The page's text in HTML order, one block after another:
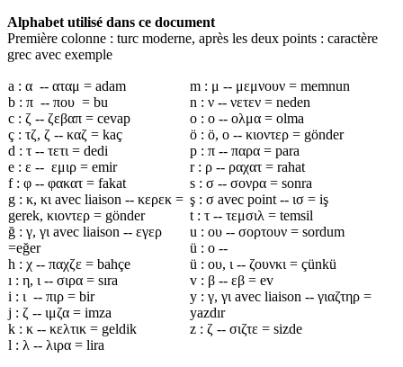
Alphabet utilisé dans ce document
Première colonne : turc moderne, après les deux points : caractère
grec avec exemple
a : α -- αταμ = adam
b : π -- που = bu
c : ζ -- ζεβαπ = cevap
ç : τζ, ζ -- καζ = kaç
d : τ -- τετι = dedi
e : ε -- εμιρ = emir
f : φ -- φακατ = fakat
g : κ, κι avec liaison -- κερεκ =
gerek, κιοντερ = gönder
ğ : γ, γι avec liaison -- εγερ
=eğer
h : χ -- παχζε = bahçe
ı : η, ι -- σιρα = sıra
i : ι -- πιρ = bir
j : ζ -- ιμζα = imza
k : κ -- κελτικ = geldik
l : λ -- λιρα = lira
m : μ -- μεμνουν = memnun
n : ν -- νετεν = neden
o : ο -- ολμα = olma
ö : ö, ο -- κιοντερ = gönder
p : π -- παρα = para
r : ρ -- ραχατ = rahat
s : σ -- σονρα = sonra
ş : σ avec point -- ισ = iş
t : τ -- τεμσιλ = temsil
u : ου -- σορτουν = sordum
ü : ο --
ü : ου, ι -- ζουνκι = çünkü
v : β -- εβ = ev
y : γ, γι avec liaison -- γιαζτηρ =
yazdır
z : ζ -- σιζτε = sizde